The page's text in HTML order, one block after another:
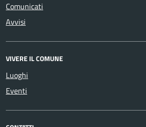
Comunicati
Avvisi
VIVERE IL COMUNE
Luoghi
Eventi